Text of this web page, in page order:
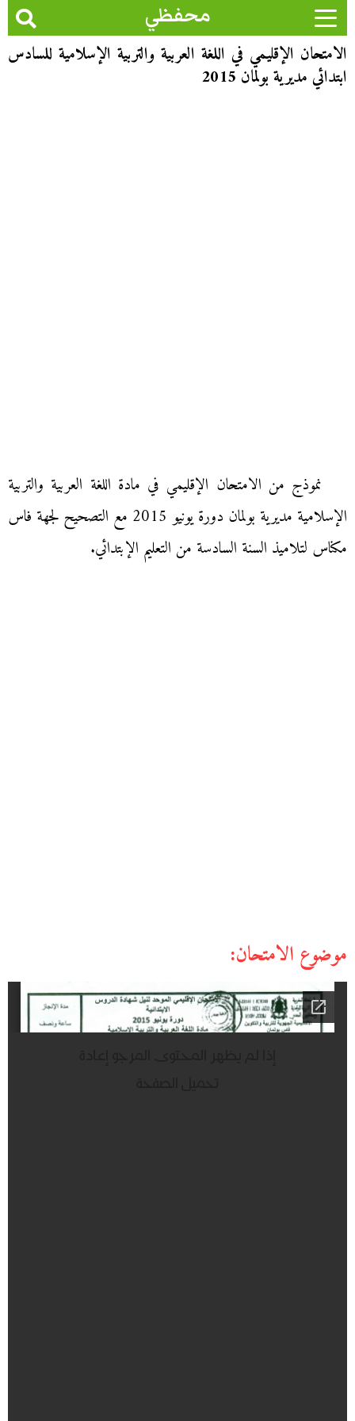
محفظي
الامتحان الإقليمي في اللغة العربية والتربية الإسلامية للسادس
ابتدائي مديرية بولمان 2015
نموذج من الامتحان الإقليمي في مادة اللغة العربية والتربية
الإسلامية مديرية بولمان دورة يونيو 2015 مع التصحيح لجهة فاس
مكناس لتلاميذ السنة السادسة من التعليم الإبتدائي.
موضوع الامتحان: